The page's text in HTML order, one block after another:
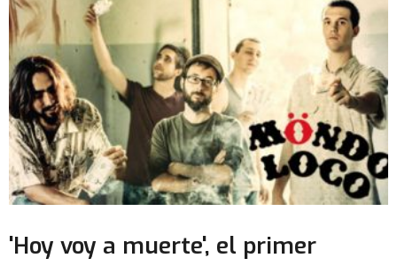
'Hoy voy a muerte', el primer